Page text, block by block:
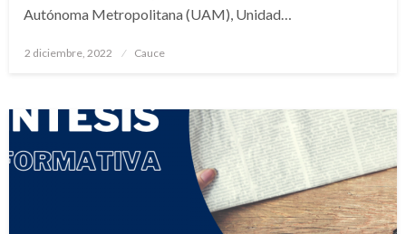
Autónoma Metropolitana (UAM), Unidad…
Publicado
2 diciembre, 2022 Cauce